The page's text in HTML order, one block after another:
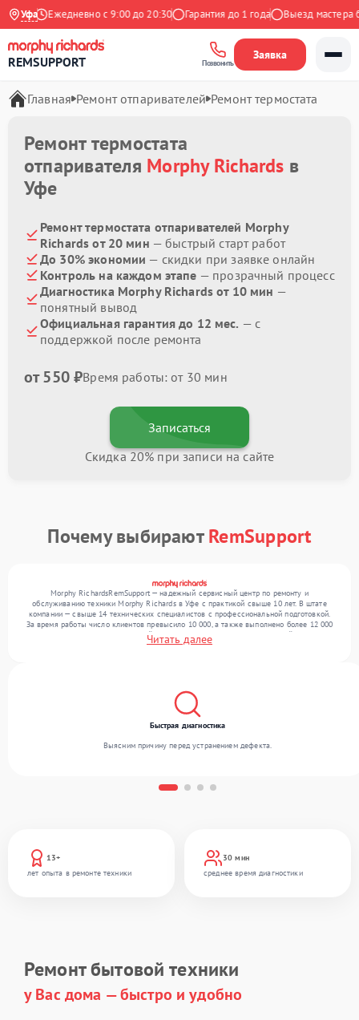
УфаЕжедневно с 9:00 до 20:30 Гарантия до 1 года Выезд мастера
REMSUPPORT Позвонить
Заявка
Главная Ремонт отпаривателей Ремонт термостата
Ремонт термостата
отпаривателя Morphy Richards в
Уфе
Ремонт термостата отпаривателей Morphy
Richards от 20 мин — быстрый старт работ
До 30% экономии — скидки при заявке онлайн
Контроль на каждом этапе — прозрачный процесс
Диагностика Morphy Richards от 10 мин —
понятный вывод
Официальная гарантия до 12 мес. — с
поддержкой после ремонта
от 550 ₽Время работы: от 30 мин
Записаться
Скидка 20% при записи на сайте
Почему выбираютRemSupport
Morphy RichardsRemSupport — надежный сервисный центр по ремонту и
обслуживанию техники Morphy Richards в Уфе с практикой свыше 10 лет. В штате
компании — свыше 14 технических специалистов с профессиональной подготовкой.
За время работы число клиентов превысило 10 000, а также выполнено более 12 000
ремонтов. Ежемесячно в сервисный центр поступает более 300 обращений, включая , ,
. Мы работаем с широким спектром неисправностей и поддерживаем высокий
Читать далее
13+
лет опыта в ремонте техники
30 мин
среднее время диагностики
Быстрая диагностика
Выясним причину перед устранением дефекта.
Ремонт бытовой техники
у Вас дома — быстро и удобно